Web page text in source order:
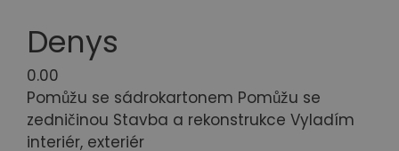
Denys
0.00
Pomůžu se sádrokartonem Pomůžu se
zedničinou Stavba a rekonstrukce Vyladím
interiér, exteriér